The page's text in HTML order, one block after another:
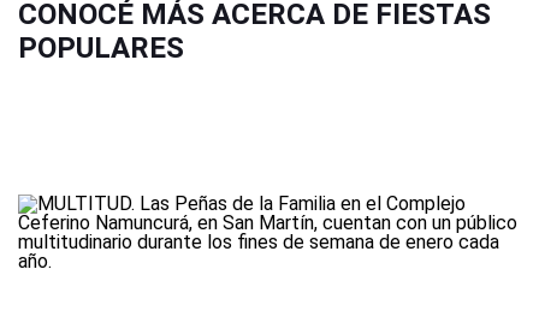
CONOCÉ MÁS ACERCA DE FIESTAS
POPULARES